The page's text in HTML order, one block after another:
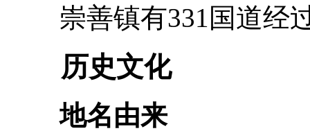
崇善镇有331国道经
历史文化
地名由来